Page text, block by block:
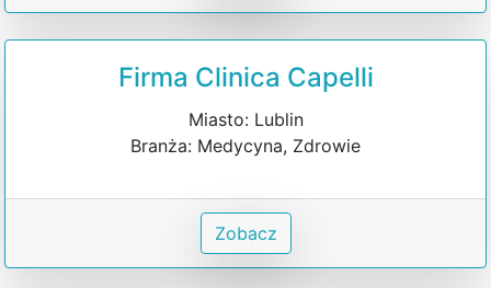
Firma Clinica Capelli
Miasto: Lublin
Branża: Medycyna, Zdrowie
Zobacz